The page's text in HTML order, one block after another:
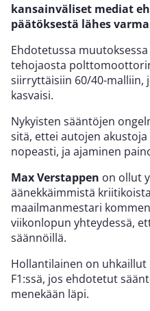
kansainväliset mediat
päätöksestä lähes
Ehdotetussa
tehojaosta
siirryttäisiin 60/40-
kasvaisi.
Nykyisten sääntöjen
sitä, ettei autojen
nopeasti, ja ajaminen
Max Verstappen on ollut
äänekkäimmistä
maailmanmestari
viikonlopun yhteydessä,
säännöillä.
Hollantilainen on
F1:ssä, jos ehdotetut
menekään läpi.